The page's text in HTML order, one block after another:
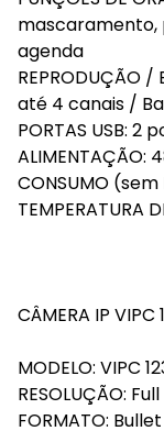
mascaramento,
agenda
REPRODUÇÃO
até 4 canais /
PORTAS USB:
CONSUMO (sem
TEMPERATURA
CÂMERA IP VIPC
MODELO: VIPC
RESOLUÇÃO:
FORMATO: Bullet